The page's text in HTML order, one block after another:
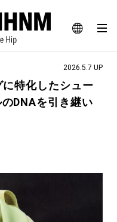
JA
EN
SNAP
フスタイルWEBマガジン
ッド図鑑
JOURNAL
YouTube
2026.5.7 UP
特化したシュー
DNAを引き継い